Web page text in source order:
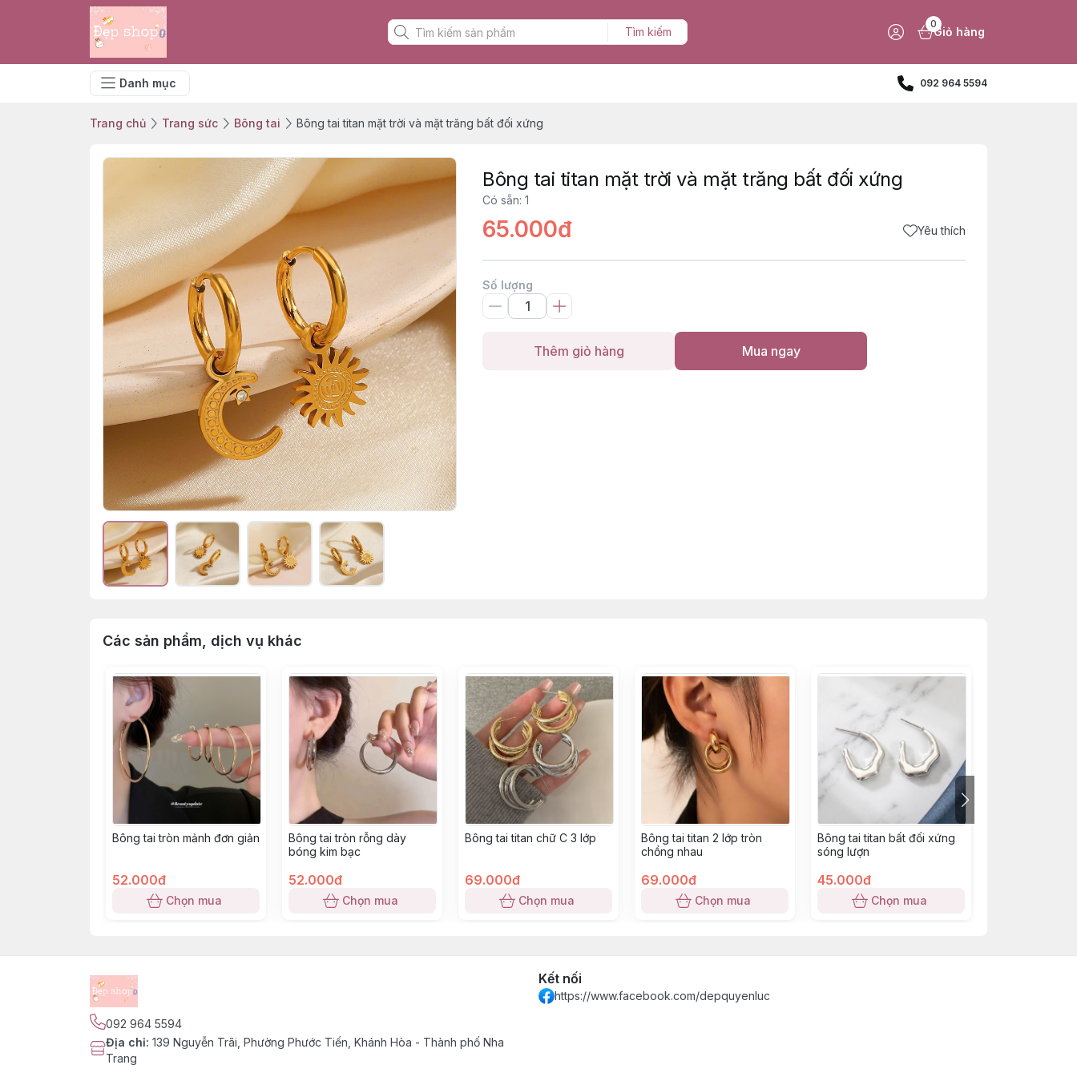
Tìm kiếm
0
Giỏ hàng
Danh mục 092 964 5594
Trang chủ Trang sức Bông tai Bông tai titan mặt trời và mặt trăng bất đối xứng
Bông tai titan mặt trời và mặt trăng bất đối xứng
Có sẵn: 1
65.000đ Yêu thích
Số lượng
Thêm giỏ hàng Mua ngay
Các sản phẩm, dịch vụ khác
Bông tai tròn mảnh đơn giản
52.000đ
Chọn mua
Bông tai tròn rỗng dày
bóng kim bạc
52.000đ
Chọn mua
Bông tai titan chữ C 3 lớp
69.000đ
Chọn mua
Bông tai titan 2 lớp tròn
chồng nhau
69.000đ
Chọn mua
Bông tai titan bất đối xứng
sóng lượn
45.000đ
Chọn mua
092 964 5594
Địa chỉ: 139 Nguyễn Trãi, Phường Phước Tiến, Khánh Hòa - Thành phố Nha
Trang
Kết nối
https://www.facebook.com/depquyenluc